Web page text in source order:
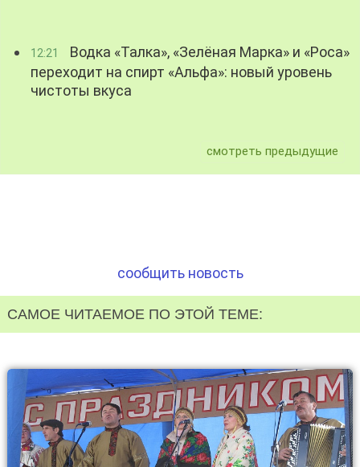
12:21
Водка «Талка», «Зелёная Марка» и «Роса»
переходит на спирт «Альфа»: новый уровень
чистоты вкуса
смотреть предыдущие
сообщить новость
САМОЕ ЧИТАЕМОЕ ПО ЭТОЙ ТЕМЕ: